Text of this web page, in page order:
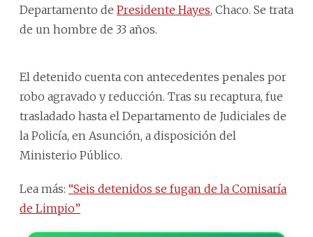
Departamento de Presidente Hayes, Chaco. Se trata
de un hombre de 33 años.
El detenido cuenta con antecedentes penales por
robo agravado y reducción. Tras su recaptura, fue
trasladado hasta el Departamento de Judiciales de
la Policía, en Asunción, a disposición del
Ministerio Público.
Lea más: “Seis detenidos se fugan de la Comisaría
de Limpio”